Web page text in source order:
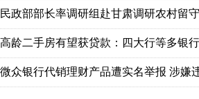
民政部部长率调研组赴甘肃调研农村留
高龄二手房有望获贷款：四大行等多银
微众银行代销理财产品遭实名举报 涉嫌